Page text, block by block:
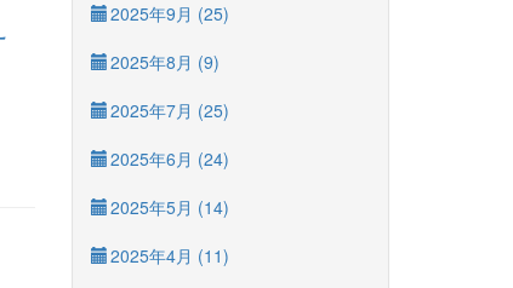
2025年9月 (25)
2025年8月 (9)
2025年7月 (25)
2025年6月 (24)
2025年5月 (14)
2025年4月 (11)